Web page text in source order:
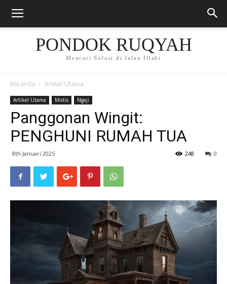
PONDOK RUQYAH
Mencari Solusi di Jalan Illahi
Beranda Artikel Utama
Artikel Utama Mistis Ngaji
Panggonan Wingit:
PENGHUNI RUMAH TUA
8th Januari 2025 0
248